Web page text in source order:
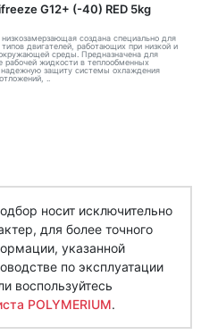
G12+ (-40) RED 5kg
создана специально для
двигателей, работающих при низкой и
среды. Предназначена для
рабочей жидкости в теплообменных
надежную защиту системы охлаждения
..
носит исключительно
для более точного
указанной
по эксплуатации
воспользуйтесь
POLYMERIUM.